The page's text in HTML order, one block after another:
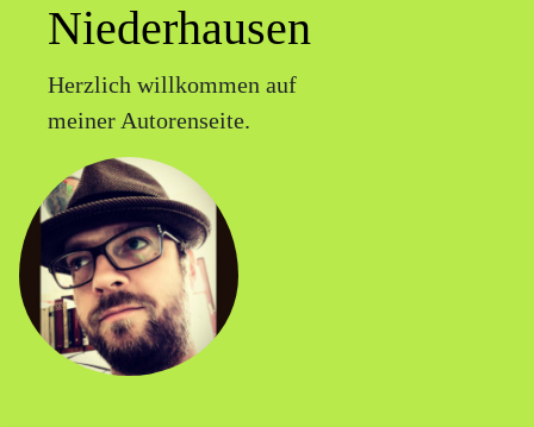
Niederhausen
Herzlich willkommen auf
meiner Autorenseite.